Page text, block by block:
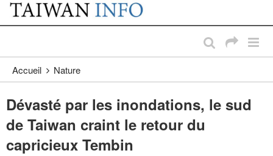
Passer au contenu principal
:::
Accueil Nature
Dévasté par les inondations, le sud
de Taiwan craint le retour du
capricieux Tembin